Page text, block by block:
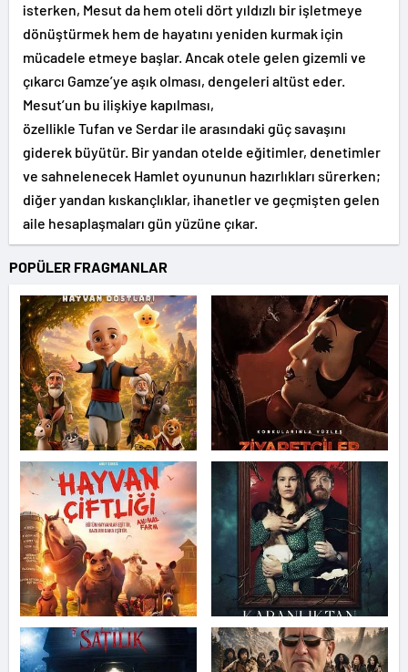
isterken, Mesut da hem oteli dört yıldızlı bir işletmeye
dönüştürmek hem de hayatını yeniden kurmak için
mücadele etmeye başlar. Ancak otele gelen gizemli ve
çıkarcı Gamze’ye aşık olması, dengeleri altüst eder.
Mesut’un bu ilişkiye kapılması,
özellikle Tufan ve Serdar ile arasındaki güç savaşını
giderek büyütür. Bir yandan otelde eğitimler, denetimler
ve sahnelenecek Hamlet oyununun hazırlıkları sürerken;
diğer yandan kıskançlıklar, ihanetler ve geçmişten gelen
aile hesaplaşmaları gün yüzüne çıkar.
POPÜLER FRAGMANLAR